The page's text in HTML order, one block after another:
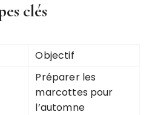
clés
Objectif
Préparer les
marcottes pour
l’automne